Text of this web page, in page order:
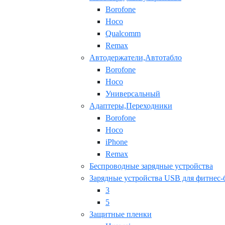
Borofone
Hoco
Qualcomm
Remax
Автодержатели,Автотабло
Borofone
Hoco
Универсальный
Адаптеры,Переходники
Borofone
Hoco
iPhone
Remax
Беспроводные зарядные устройства
Зарядные устройства USB для фитнес-
3
5
Защитные пленки